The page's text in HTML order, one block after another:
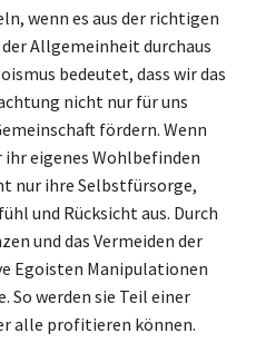
wenn es aus der richtigen
Allgemeinheit durchaus
bedeutet, dass wir das
nicht nur für uns
fördern. Wenn
eigenes Wohlbefinden
nur ihre Selbstfürsorge,
und Rücksicht aus. Durch
und das Vermeiden der
Egoisten Manipulationen
So werden sie Teil einer
alle profitieren können.